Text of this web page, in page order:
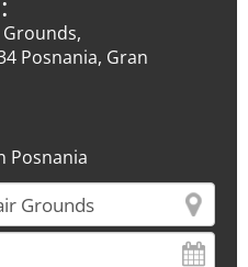
Posnania, Gran
Posnania